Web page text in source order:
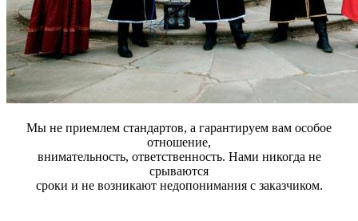
Мы не приемлем стандартов, а гарантируем вам особое
отношение,
внимательность, ответственность. Нами никогда не
срываются
сроки и не возникают недопонимания с заказчиком.